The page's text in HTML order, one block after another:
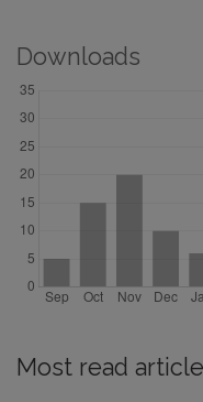
Downloads
Most read